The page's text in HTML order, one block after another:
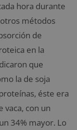
hora durante
métodos
de
en la
que
la de soja
éste era
vaca, con un
34% mayor. Lo